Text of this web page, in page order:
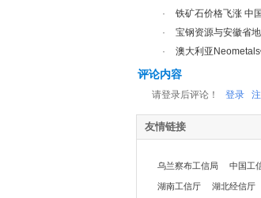
·
铁矿石价格飞涨 中
·
宝钢资源与安徽省
·
澳大利亚
评论内容
请登录后评论！ 登录
友情链接
乌兰察布工信局 中国工
湖南工信厅 湖北经信厅